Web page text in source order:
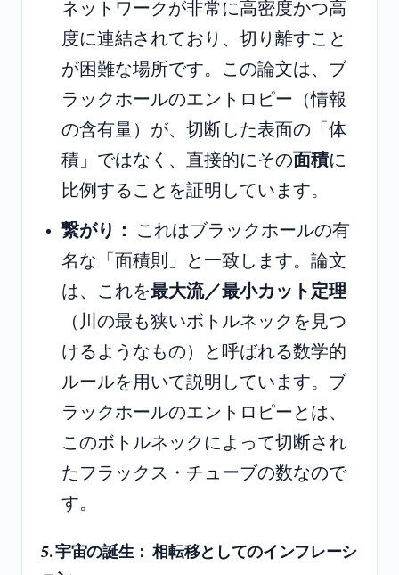
ネットワークが非常に高密度かつ高
度に連結されており、切り離すこと
が困難な場所です。この論文は、ブ
ラックホールのエントロピー（情報
の含有量）が、切断した表面の「体
積」ではなく、直接的にその 面積に
比例することを証明しています。
繋がり：
これはブラックホールの有
名な「面積則」と一致します。論文
は、これを最大流／最小カット定理
（川の最も狭いボトルネックを見つ
けるようなもの）と呼ばれる数学的
ルールを用いて説明しています。ブ
ラックホールのエントロピーとは、
このボトルネックによって切断され
たフラックス・チューブの数なので
す。
5. 宇宙の誕生： 相転移としてのインフレーシ